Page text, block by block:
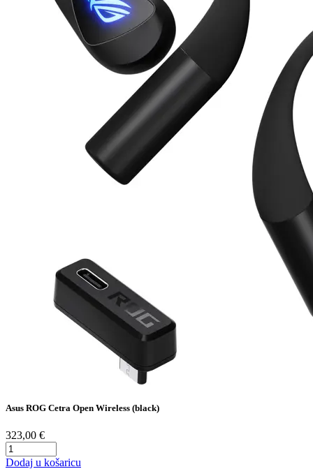
Asus ROG Cetra Open Wireless (black)
323,00 €
Dodaj u košaricu